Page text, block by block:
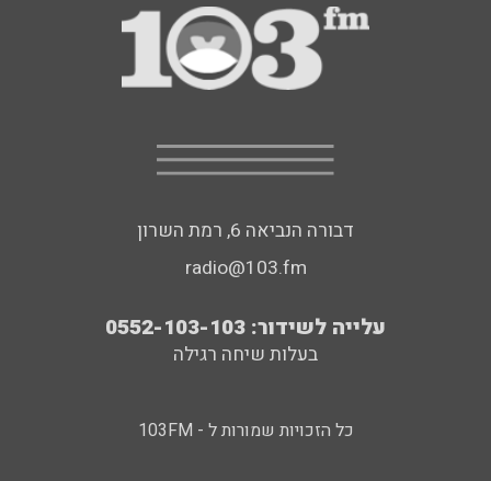
דבורה הנביאה 6, רמת השרון
radio@103.fm
עלייה לשידור: 0552-103-103
בעלות שיחה רגילה
כל הזכויות שמורות ל - 103FM